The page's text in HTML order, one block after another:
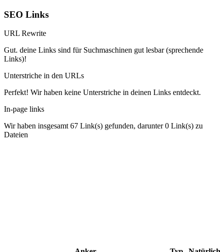
SEO Links
URL Rewrite
Gut. deine Links sind für Suchmaschinen gut lesbar (sprechende
Links)!
Unterstriche in den URLs
Perfekt! Wir haben keine Unterstriche in deinen Links entdeckt.
In-page links
Wir haben insgesamt 67 Link(s) gefunden, darunter 0 Link(s) zu
Dateien